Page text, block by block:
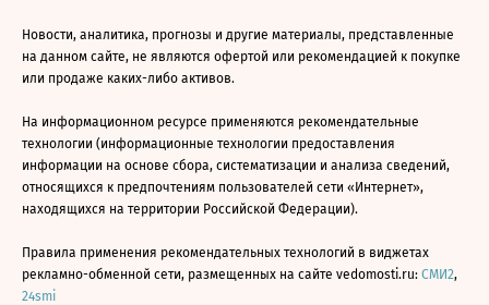
Новости, аналитика, прогнозы и другие материалы, представленные
на данном сайте, не являются офертой или рекомендацией к покупке
или продаже каких-либо активов.
На информационном ресурсе применяются рекомендательные
технологии (информационные технологии предоставления
информации на основе сбора, систематизации и анализа сведений,
относящихся к предпочтениям пользователей сети «Интернет»,
находящихся на территории Российской Федерации).
Правила применения рекомендательных технологий в виджетах
рекламно-обменной сети, размещенных на сайте vedomosti.ru: СМИ2,
24smi